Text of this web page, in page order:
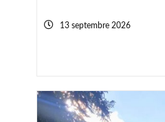
13 septembre 2026